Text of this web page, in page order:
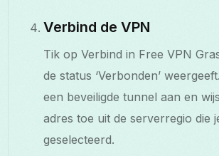
Verbind de VPN
Tik op Verbind in Free VPN
de status ‘Verbonden’
een beveiligde tunnel aan en
adres toe uit de serverregio die
geselecteerd.